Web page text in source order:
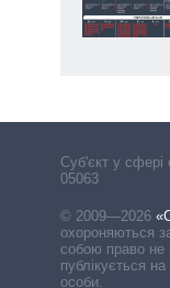
Cуб'єкт у сфері
05063
© 2009—2026
охороняються
собою право не
публікується
особи.